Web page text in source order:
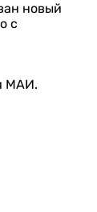
новый
с
МАИ.